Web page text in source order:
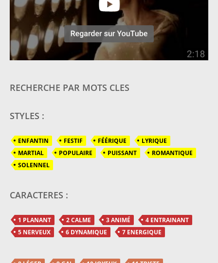
RECHERCHE PAR MOTS CLES
STYLES :
ENFANTIN FESTIF FÉÉRIQUE
LYRIQUE
MARTIAL
POPULAIRE PUISSANT
ROMANTIQUE
SOLENNEL
CARACTERES :
1 PLANANT 2 CALME 3 ANIMÉ
4 ENTRAINANT
5 NERVEUX
6 DYNAMIQUE 7 ENERGIQUE